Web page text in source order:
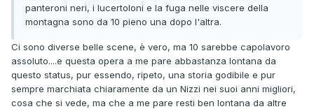
panteroni neri, i lucertoloni e la fuga nelle viscere della
montagna sono da 10 pieno una dopo l'altra.
Ci sono diverse belle scene, è vero, ma 10 sarebbe capolavoro
assoluto....e questa opera a me pare abbastanza lontana da
questo status, pur essendo, ripeto, una storia godibile e pur
sempre marchiata chiaramente da un Nizzi nei suoi anni migliori,
cosa che si vede, ma che a me pare resti ben lontana da altre